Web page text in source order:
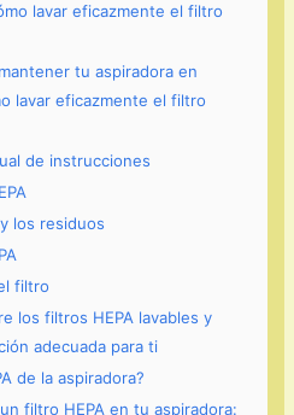
lavar eficazmente el filtro
tu aspiradora en
lavar eficazmente el filtro
de instrucciones
los residuos
filtro
los filtros HEPA lavables y
adecuada para ti
de la aspiradora?
filtro HEPA en tu aspiradora: